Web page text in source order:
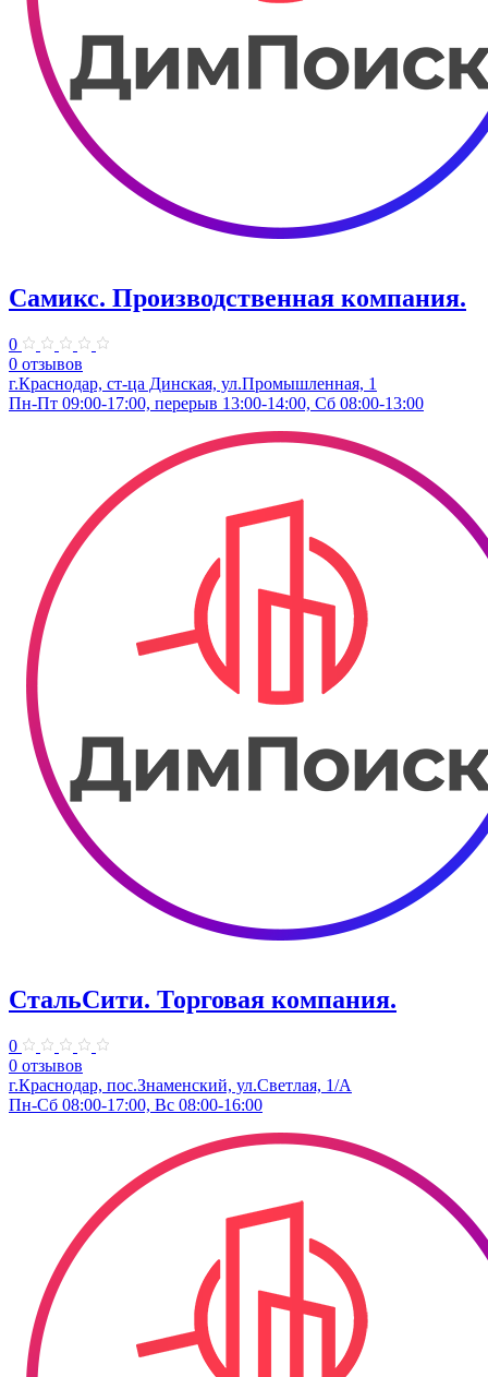
Самикс. Производственная компания.
0
0 отзывов
г.Краснодар, ст-ца Динская, ул.Промышленная, 1
Пн-Пт 09:00-17:00, перерыв 13:00-14:00, Сб 08:00-13:00
СтальСити. Торговая компания.
0
0 отзывов
г.Краснодар, пос.Знаменский, ул.Светлая, 1/А
Пн-Сб 08:00-17:00, Вс 08:00-16:00